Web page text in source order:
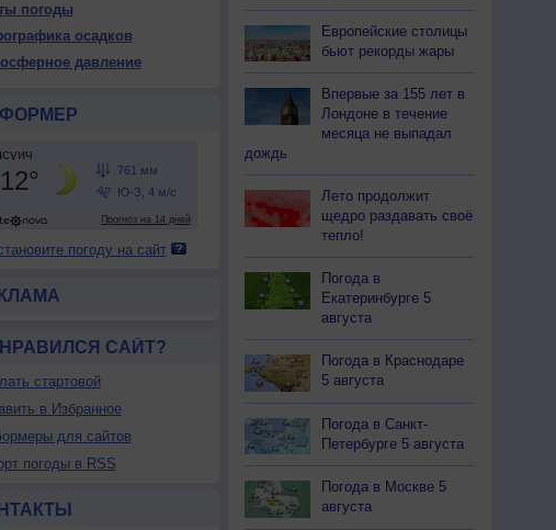
0.0
763
+23
28
<7
+25
0.0
763
+22
С-З
+25
764
7
+18
7
+15
764
764
79
<7
764
2-5
<7
764
2-5
<7
764
погоды
осадков
давление
погоду на сайт
САЙТ?
стартовой
в Избранное
для сайтов
погоды в RSS
Европейские столицы
бьют рекорды жары
Впервые за 155 лет в
Лондоне в течение
месяца не выпадал
дождь
Лето продолжит
щедро раздавать своё
тепло!
Погода в
Екатеринбурге 5
августа
Погода в Краснодаре
5 августа
Погода в Санкт-
Петербурге 5 августа
Погода в Москве 5
августа